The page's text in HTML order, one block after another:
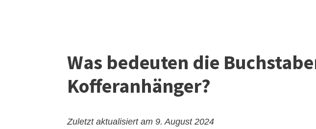
Was bedeuten die
Kofferanhänger?
Zuletzt aktualisiert am 9. August 2024